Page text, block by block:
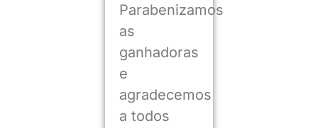
Parabenizamos
as
ganhadoras
e
agradecemos
a todos